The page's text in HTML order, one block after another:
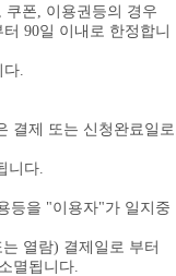
쿠폰, 이용권등의 경우
90일 이내로 한정합니
다.
결제 또는 신청완료일로
니다.
등을 "이용자"가 일지중
열람) 결제일로 부터
멸됩니다.